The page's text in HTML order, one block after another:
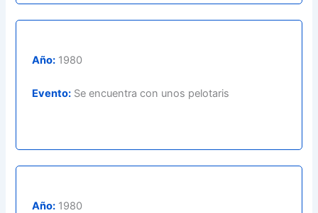
Año: 1980
Evento: Se encuentra con unos pelotaris
Año: 1980